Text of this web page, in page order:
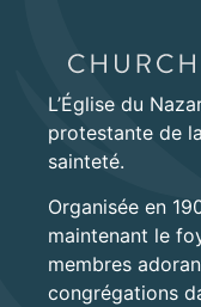
L’Église du
protestante de
sainteté.
Organisée en
maintenant le
membres
congrégations